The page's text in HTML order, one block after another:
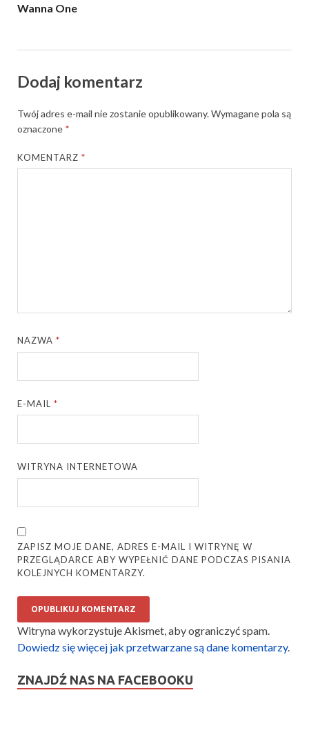
Wanna One
Dodaj komentarz
Twój adres e-mail nie zostanie opublikowany.Wymagane pola są
oznaczone *
KOMENTARZ*
NAZWA*
E-MAIL*
WITRYNA INTERNETOWA
ZAPISZ MOJE DANE, ADRES E-MAIL I WITRYNĘ W
PRZEGLĄDARCE ABY WYPEŁNIĆ DANE PODCZAS PISANIA
KOLEJNYCH KOMENTARZY.
Witryna wykorzystuje Akismet, aby ograniczyć spam.
Dowiedz się więcej jak przetwarzane są dane komentarzy.
ZNAJDŹ NAS NA FACEBOOKU